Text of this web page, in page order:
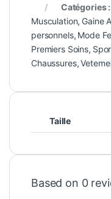
Catégories :
Musculation, Gaine
personnels, Mode
Premiers Soins,
Chaussures,
Taille
Based on 0